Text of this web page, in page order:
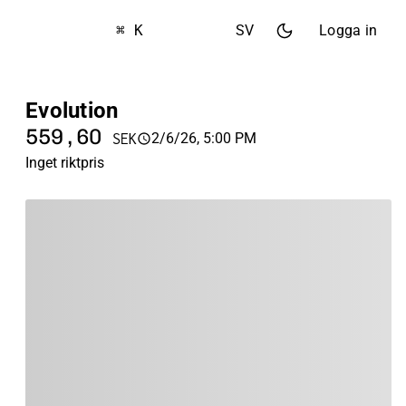
⌘ K SV Logga in
Evolution
559,60 SEK
2/6/26, 5:00 PM
Inget riktpris